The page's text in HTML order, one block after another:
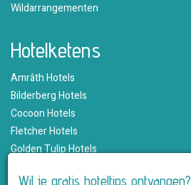
Wildarrangementen
Hotelketens
Amrâth Hotels
Bilderberg Hotels
Cocoon Hotels
Fletcher Hotels
Golden Tulip Hotels
Wil je gratis hoteltips ontvangen?